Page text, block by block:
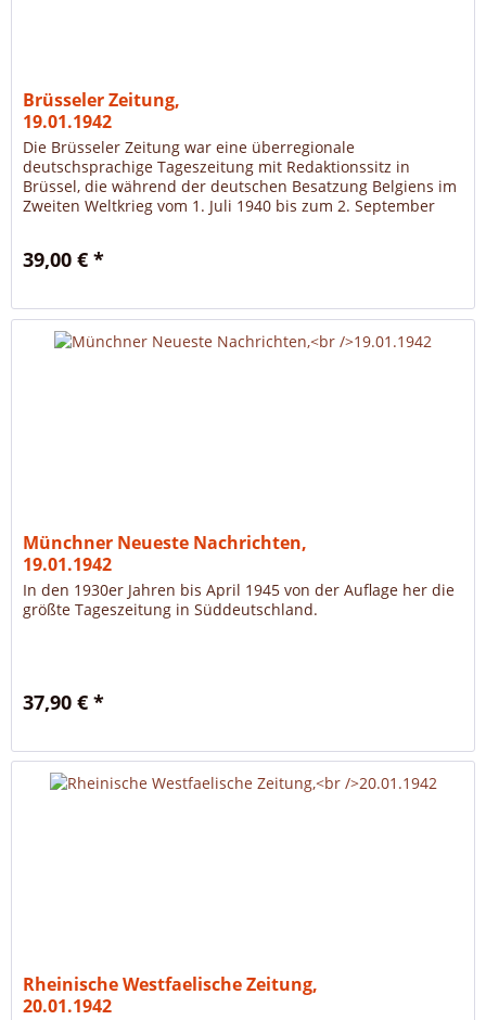
Brüsseler Zeitung,
19.01.1942
Die Brüsseler Zeitung war eine überregionale
deutschsprachige Tageszeitung mit Redaktionssitz in
Brüssel, die während der deutschen Besatzung Belgiens im
Zweiten Weltkrieg vom 1. Juli 1940 bis zum 2. September
39,00 € *
Münchner Neueste Nachrichten,
19.01.1942
In den 1930er Jahren bis April 1945 von der Auflage her die
größte Tageszeitung in Süddeutschland.
37,90 € *
Rheinische Westfaelische Zeitung,
20.01.1942